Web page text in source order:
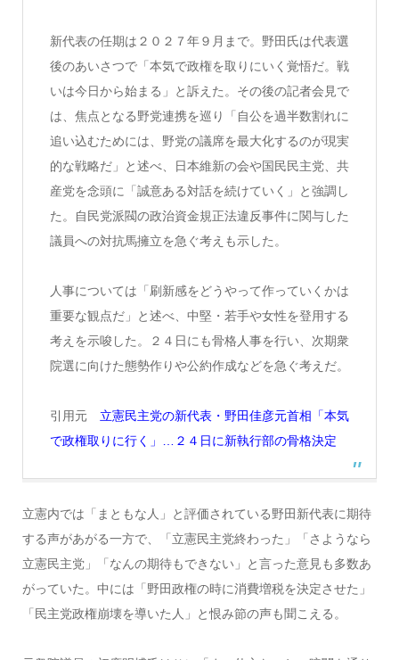
新代表の任期は２０２７年９月まで。野田氏は代表選
後のあいさつで「本気で政権を取りにいく覚悟だ。戦
いは今日から始まる」と訴えた。その後の記者会見で
は、焦点となる野党連携を巡り「自公を過半数割れに
追い込むためには、野党の議席を最大化するのが現実
的な戦略だ」と述べ、日本維新の会や国民民主党、共
産党を念頭に「誠意ある対話を続けていく」と強調し
た。自民党派閥の政治資金規正法違反事件に関与した
議員への対抗馬擁立を急ぐ考えも示した。
人事については「刷新感をどうやって作っていくかは
重要な観点だ」と述べ、中堅・若手や女性を登用する
考えを示唆した。２４日にも骨格人事を行い、次期衆
院選に向けた態勢作りや公約作成などを急ぐ考えだ。
引用元 立憲民主党の新代表・野田佳彦元首相「本気
で政権取りに行く」…２４日に新執行部の骨格決定
立憲内では「まともな人」と評価されている野田新代表に期待
する声があがる一方で、「立憲民主党終わった」「さようなら
立憲民主党」「なんの期待もできない」と言った意見も多数あ
がっていた。中には「野田政権の時に消費増税を決定させた」
「民主党政権崩壊を導いた人」と恨み節の声も聞こえる。